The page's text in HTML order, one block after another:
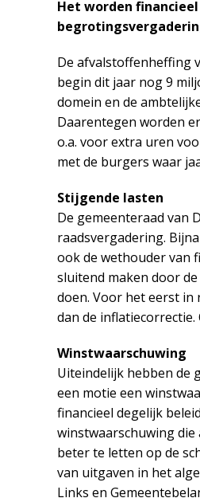
Het worden
De afvalstoffenheffing
begin dit jaar nog 9
domein en de
Daarentegen worden
o.a. voor extra uren
met de burgers waar
Stijgende lasten
De gemeenteraad van
raadsvergadering.
ook de wethouder van
sluitend maken door
doen. Voor het eerst in
dan de
Winstwaarschuwing
Uiteindelijk hebben de
een motie een
financieel degelijk
winstwaarschuwing
beter te letten op de
van uitgaven in het
Links en